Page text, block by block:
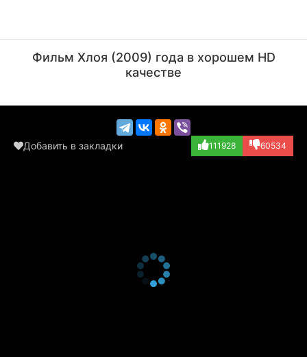
(David Stewart)
(Catherine Stewa...)
Фильм Хлоя (2009) года в хорошем HD
качестве
Добавить в закладки 111928 60534